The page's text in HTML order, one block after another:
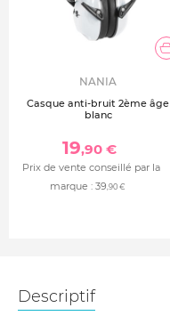
NANIA
Casque anti-bruit 2ème âge
blanc
19,90 €
Prix de vente conseillé par la
marque : 39,90 €
Descriptif